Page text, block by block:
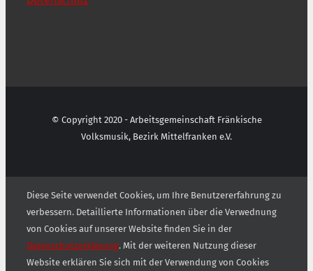
© Copyright 2020 - Arbeitsgemeinschaft Fränkische
Volksmusik, Bezirk Mittelfranken e.V.
Diese Seite verwendet Cookies, um Ihre Benutzererfahrung zu
verbessern. Detaillierte Informationen über die Verwednung
von Cookies auf unserer Website finden Sie in der
Datenschutzerklärung. Mit der weiteren Nutzung dieser
Website erklären Sie sich mit der Verwendung von Cookies